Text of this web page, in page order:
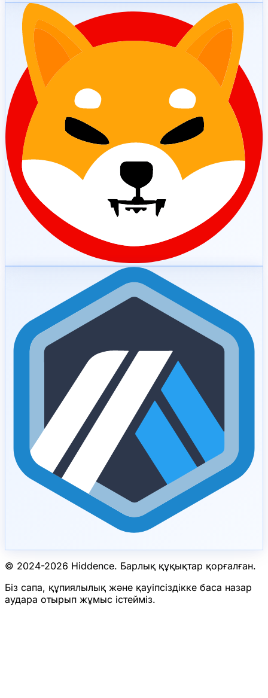
© 2024-2026 Hiddence. Барлық құқықтар қорғалған.
Біз сапа, құпиялылық және қауіпсіздікке баса назар
аудара отырып жұмыс істейміз.